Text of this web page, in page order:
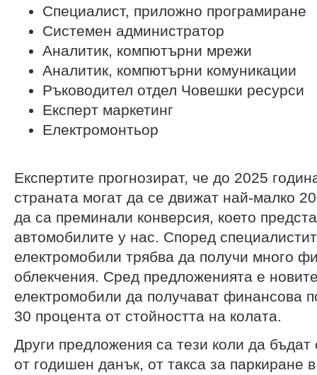
Специалист, приложно програмиране
Системен администратор
Аналитик, компютърни мрежи
Аналитик, компютърни комуникации
Ръководител отдел Човешки ресурси
Експерт маркетинг
Електромонтьор
Експертите прогнозират, че до 2025
страната могат да се движат най-малко
да са преминали конверсия, което
автомобилите у нас. Според
електромобили трябва да получи много
облекчения. Сред предложенията е
електромобили да получават финансова
30 процента от стойността на колата.
Други предложения са тези коли да
от годишен данък, от такса за паркиране